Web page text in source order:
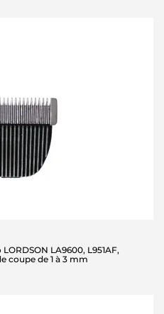
LA9600, L951AF,
coupe de 1 à 3 mm